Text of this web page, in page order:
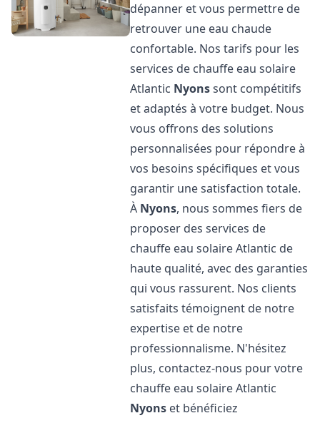
dépanner et vous permettre de
retrouver une eau chaude
confortable. Nos tarifs pour les
services de chauffe eau solaire
Atlantic Nyonssont compétitifs
et adaptés à votre budget. Nous
vous offrons des solutions
personnalisées pour répondre à
vos besoins spécifiques et vous
garantir une satisfaction totale.
À Nyons, nous sommes fiers de
proposer des services de
chauffe eau solaire Atlantic de
haute qualité, avec des garanties
qui vous rassurent. Nos clients
satisfaits témoignent de notre
expertise et de notre
professionnalisme. N'hésitez
plus, contactez-nous pour votre
chauffe eau solaire Atlantic
Nyons et bénéficiez